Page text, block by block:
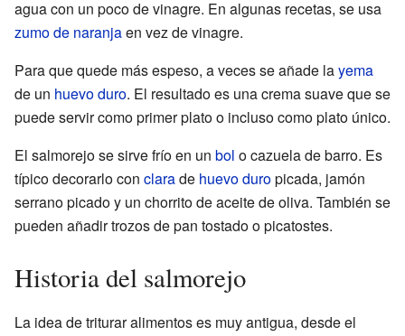
agua con un poco de vinagre. En algunas recetas, se usa
zumo de naranjaen vez de vinagre.
Para que quede más espeso, a veces se añade layema
de un huevo duro. El resultado es una crema suave que se
puede servir como primer plato o incluso como plato único.
El salmorejo se sirve frío en un bol o cazuela de barro. Es
típico decorarlo con clarade huevo duropicada, jamón
serrano picado y un chorrito de aceite de oliva. También se
pueden añadir trozos de pan tostado o picatostes.
Historia del salmorejo
La idea de triturar alimentos es muy antigua, desde el